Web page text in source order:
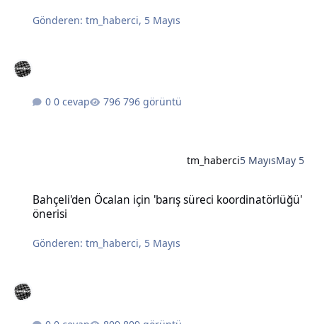
Gönderen:tm_haberci, 5 Mayıs
0 cevap 796 görüntü
tm_haberci5 MayısMay 5
Bahçeli'den Öcalan için 'barış süreci koordinatörlüğü'
önerisi
Gönderen:tm_haberci, 5 Mayıs